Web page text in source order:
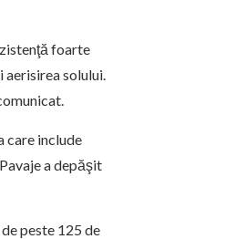
foarte
solului.
care include
a depăşit
peste 125 de